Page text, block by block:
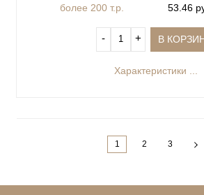
более 200 т.р.
53.46
‐ + В
Характеристики ...
1 2 3